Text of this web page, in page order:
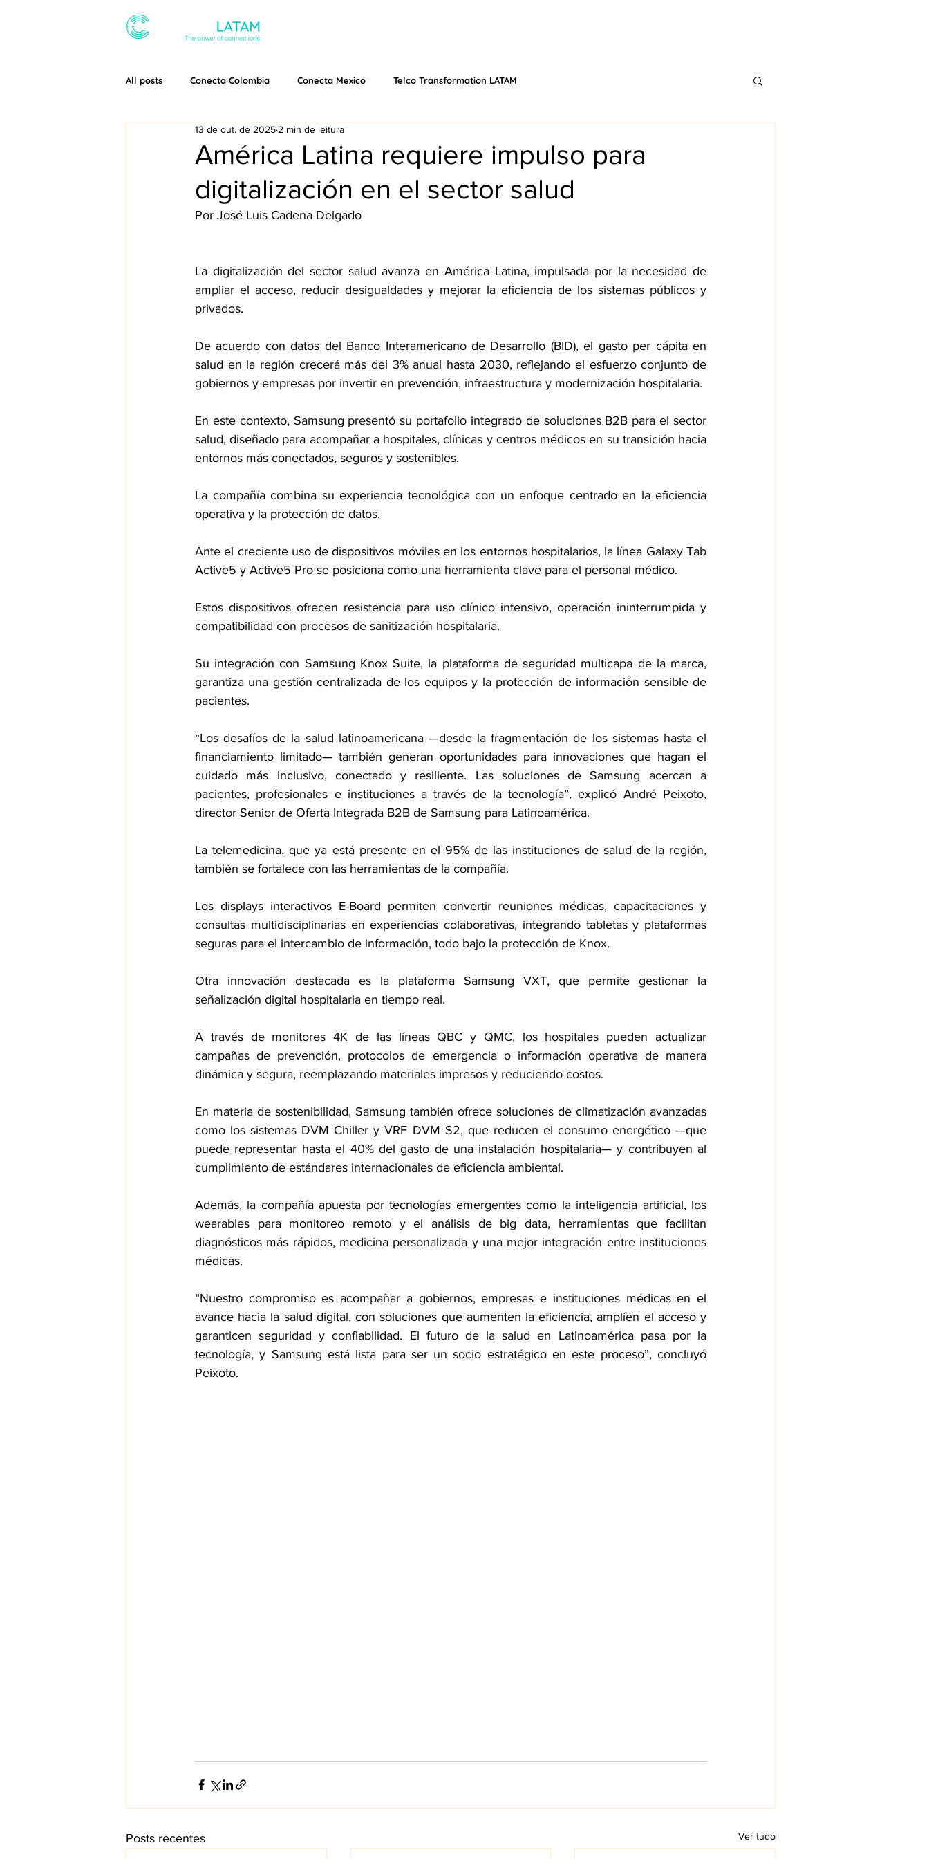
All posts Conecta Colombia Conecta Mexico Telco Transformation LATAM
América Latina requiere impulso para
digitalización en el sector salud
13 de out. de 2025 2 min de leitura
Por José Luis Cadena Delgado
La digitalización del sector salud avanza en América Latina, impulsada por la necesidad de
ampliar el acceso, reducir desigualdades y mejorar la eficiencia de los sistemas públicos y
privados.
De acuerdo con datos del Banco Interamericano de Desarrollo (BID), el gasto per cápita en
salud en la región crecerá más del 3% anual hasta 2030, reflejando el esfuerzo conjunto de
gobiernos y empresas por invertir en prevención, infraestructura y modernización hospitalaria.
En este contexto, Samsung presentó su portafolio integrado de soluciones B2B para el sector
salud, diseñado para acompañar a hospitales, clínicas y centros médicos en su transición hacia
entornos más conectados, seguros y sostenibles.
La compañía combina su experiencia tecnológica con un enfoque centrado en la eficiencia
operativa y la protección de datos.
Ante el creciente uso de dispositivos móviles en los entornos hospitalarios, la línea Galaxy Tab
Active5 y Active5 Pro se posiciona como una herramienta clave para el personal médico.
Estos dispositivos ofrecen resistencia para uso clínico intensivo, operación ininterrumpida y
compatibilidad con procesos de sanitización hospitalaria.
Su integración con Samsung Knox Suite, la plataforma de seguridad multicapa de la marca,
garantiza una gestión centralizada de los equipos y la protección de información sensible de
pacientes.
“Los desafíos de la salud latinoamericana —desde la fragmentación de los sistemas hasta el
financiamiento limitado— también generan oportunidades para innovaciones que hagan el
cuidado más inclusivo, conectado y resiliente. Las soluciones de Samsung acercan a
pacientes, profesionales e instituciones a través de la tecnología”, explicó André Peixoto,
director Senior de Oferta Integrada B2B de Samsung para Latinoamérica.
La telemedicina, que ya está presente en el 95% de las instituciones de salud de la región,
también se fortalece con las herramientas de la compañía.
Los displays interactivos E-Board permiten convertir reuniones médicas, capacitaciones y
consultas multidisciplinarias en experiencias colaborativas, integrando tabletas y plataformas
seguras para el intercambio de información, todo bajo la protección de Knox.
Otra innovación destacada es la plataforma Samsung VXT, que permite gestionar la
señalización digital hospitalaria en tiempo real.
A través de monitores 4K de las líneas QBC y QMC, los hospitales pueden actualizar
campañas de prevención, protocolos de emergencia o información operativa de manera
dinámica y segura, reemplazando materiales impresos y reduciendo costos.
En materia de sostenibilidad, Samsung también ofrece soluciones de climatización avanzadas
como los sistemas DVM Chiller y VRF DVM S2, que reducen el consumo energético —que
puede representar hasta el 40% del gasto de una instalación hospitalaria— y contribuyen al
cumplimiento de estándares internacionales de eficiencia ambiental.
Además, la compañía apuesta por tecnologías emergentes como la inteligencia artificial, los
wearables para monitoreo remoto y el análisis de big data, herramientas que facilitan
diagnósticos más rápidos, medicina personalizada y una mejor integración entre instituciones
médicas.
“Nuestro compromiso es acompañar a gobiernos, empresas e instituciones médicas en el
avance hacia la salud digital, con soluciones que aumenten la eficiencia, amplíen el acceso y
garanticen seguridad y confiabilidad. El futuro de la salud en Latinoamérica pasa por la
tecnología, y Samsung está lista para ser un socio estratégico en este proceso”, concluyó
Peixoto.
Posts recentes Ver tudo